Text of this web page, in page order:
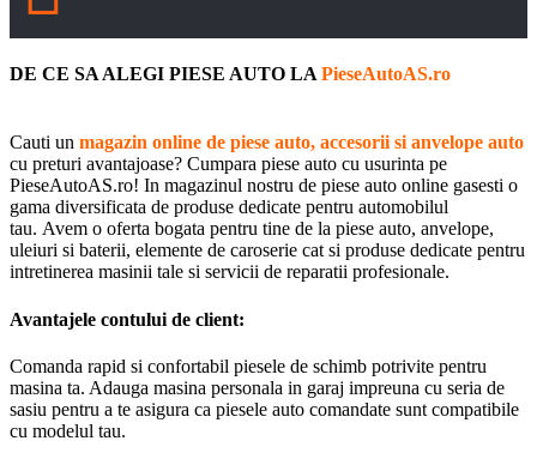
DE CE SA ALEGI PIESE AUTO LA PieseAutoAS.ro
Cauti un magazin online de piese auto, accesorii si anvelope auto
cu preturi avantajoase? Cumpara piese auto cu usurinta pe
PieseAutoAS.ro! In magazinul nostru de piese auto online gasesti o
gama diversificata de produse dedicate pentru automobilul
tau. Avem o oferta bogata pentru tine de la piese auto, anvelope,
uleiuri si baterii, elemente de caroserie cat si produse dedicate pentru
intretinerea masinii tale si servicii de reparatii profesionale.
Avantajele contului de client:
Comanda rapid si confortabil piesele de schimb potrivite pentru
masina ta. Adauga masina personala in garaj impreuna cu seria de
sasiu pentru a te asigura ca piesele auto comandate sunt compatibile
cu modelul tau.